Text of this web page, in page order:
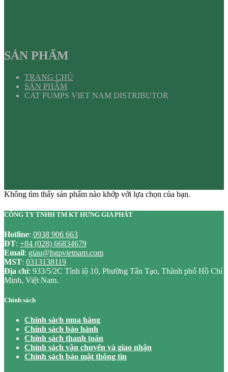
SẢN PHẨM
TRANG CHỦ
SẢN PHẨM
CAT PUMPS VIET NAM DISTRIBUTOR
Không tìm thấy sản phẩm nào khớp với lựa chọn của bạn.
CÔNG TY TNHH TM KT HƯNG GIA PHÁT
Hotline: 0938 906 663
ĐT: +84 (028) 66834679
Email: giau@hgpvietnam.com
MST: 0313138119
Địa chỉ: 933/5/2C Tỉnh lộ 10, Phường Tân Tạo, Thành phố Hồ Chí
Minh, Việt Nam.
Chính sách
Chính sách mua hàng
Chính sách bảo hành
Chính sách thanh toán
Chính sách vận chuyển và giao nhận
Chính sách bảo mật thông tin